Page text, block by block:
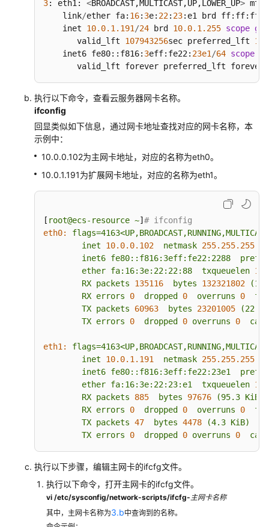
IP
地
址
组
连
流
3: eth1: <BROADCAST,MULTICAST,UP,LOWER_UP> mtu
    link
/ether fa: 16: 3e: 22: 23:e1 brd
    inet
10.0.1 .191 /24 brd 10.0.1 .255 scope
       valid_lft
107943256sec preferred_lft
    inet6 fe80::f816:
3eff:fe22: 23e1 /64 scope
       valid_lft forever preferred_lft forever
执行以下命令，查看云服务器网卡名称。
ifconfig
回显类似如下信息，通过网卡地址查找对应的网卡名称，本
示例中：
10.0.0.102为主网卡地址，对应的名称为eth0。
10.0.1.191为扩展网卡地址，对应的名称为eth1。
[ root@ecs-resource ~] # ifconfig
eth0:
inet
10.0.0.102 netmask 255.255.255
inet6 fe80::f816:3eff:fe22:2288
ether fa:16:3e:22:22:88 txqueuelen
RX packets 135116 bytes 132321802
RX errors 0 dropped 0 overruns 0
TX packets 60963 bytes 23201005
(22.1
TX errors 0 dropped 0 overruns 0
eth1:
inet
10.0.1 .191 netmask 255.255.255
inet6 fe80::f816:3eff:fe22:23e1
ether fa:16:3e:22:23:e1 txqueuelen
RX packets 885 bytes 97676 (95.3 KiB)
RX errors 0 dropped 0 overruns 0
TX packets 47 bytes 4478 (4.3 KiB)
TX errors 0 dropped 0 overruns 0
执行以下步骤，编辑主网卡的ifcfg文件。
执行以下命令，打开主网卡的ifcfg文件。
vi /etc/sysconfig/network-scripts/ifcfg-主网卡名称
其中，主网卡名称为3.b中查询到的名称。